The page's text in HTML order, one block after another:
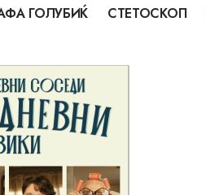
ГОЛУБИЌ СТЕТОСКОП